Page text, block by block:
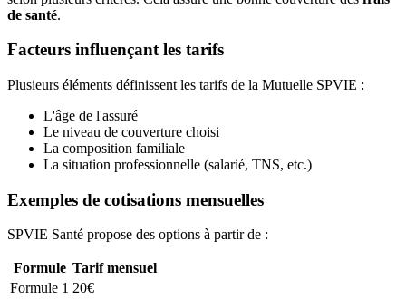
de santé.
Facteurs influençant les tarifs
Plusieurs éléments définissent les tarifs de la Mutuelle SPVIE :
L'âge de l'assuré
Le niveau de couverture choisi
La composition familiale
La situation professionnelle (salarié, TNS, etc.)
Exemples de cotisations mensuelles
SPVIE Santé propose des options à partir de :
Formule Tarif mensuel
Formule 1 20€